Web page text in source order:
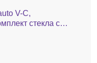
V-С,
стекла c